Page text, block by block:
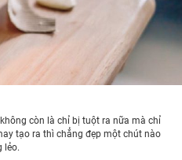
còn là chỉ bị tuột ra nữa mà chỉ
tạo ra thì chẳng đẹp một chút nào
lẻo.